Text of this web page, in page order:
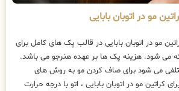
مو در اتوبان بابایی
مو در اتوبان بابایی در قالب پک های کامل برای
می شود. هزینه پک ها بر عهده هنرجو می باشد.
می شود برای صاف کردن مو به روش های
کراتین مو در اتوبان بابایی ، اتو با درجه حرارت